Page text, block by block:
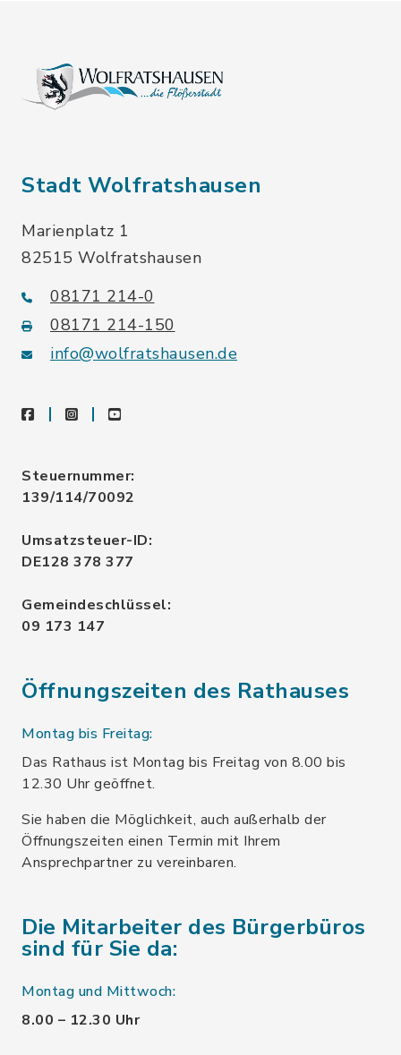
Stadt Wolfratshausen
Marienplatz 1
82515 Wolfratshausen
08171 214-0
08171 214-150
info@wolfratshausen.de
facebookinstagramyoutube
Steuernummer:
139/114/70092
Umsatzsteuer-ID:
DE128 378 377
Gemeindeschlüssel:
09 173 147
Öffnungszeiten des Rathauses
Montag bis Freitag:
Das Rathaus ist Montag bis Freitag von 8.00 bis
12.30 Uhr geöffnet.
Sie haben die Möglichkeit, auch außerhalb der
Öffnungszeiten einen Termin mit Ihrem
Ansprechpartner zu vereinbaren.
Die Mitarbeiter des Bürgerbüros
sind für Sie da:
Montag und Mittwoch:
8.00 – 12.30 Uhr